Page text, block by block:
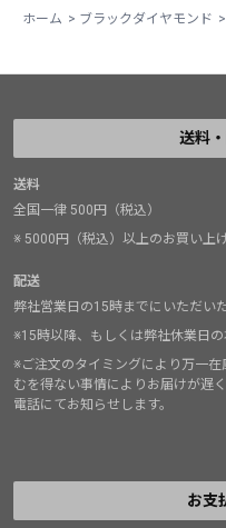
ホーム > ブラックダイヤモンド >
送料
送料
全国一律 500円（税込）
※ 5000円（税込）以上のお買い上
配送
弊社営業日の15時までにいただい
※15時以降、もしくは弊社休業日
※ご注文のタイミングにより万一
むを得ない事情によりお届けが遅
電話にてお知らせします。
お支